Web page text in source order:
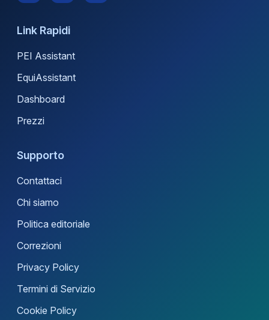
Link Rapidi
PEI Assistant
EquiAssistant
Dashboard
Prezzi
Supporto
Contattaci
Chi siamo
Politica editoriale
Correzioni
Privacy Policy
Termini di Servizio
Cookie Policy